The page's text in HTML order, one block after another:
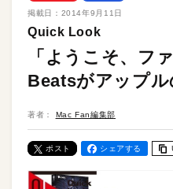
掲載日： 2014年9月11日
Quick Look
「ようこそ、フ
Beatsがアップル
著者： Mac Fan編集部
ポスト シェアする